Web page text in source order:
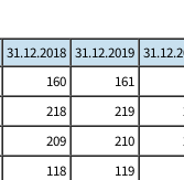
31.12.2018 31.12.2019
160 161
218 219
209 210
118 119